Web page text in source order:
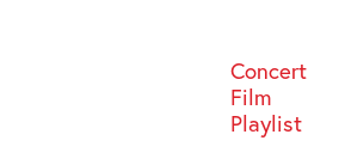
Concert
Film
Playlist